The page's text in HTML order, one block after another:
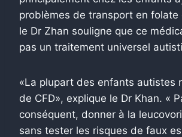
problèmes de transport en folate
le Dr Zhan souligne que ce
pas un traitement universel
«La plupart des enfants autistes
de CFD», explique le Dr Khan. «
conséquent, donner à la
sans tester les risques de faux